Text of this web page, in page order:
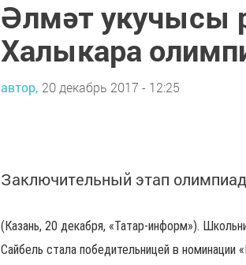
Әлмәт укучысы
Халыкара
автор, 20 декабрь 2017 - 12:25
Заключительный этап
(Казань, 20 декабря, «Татар-информ»).
Сайбель стала победительницей в номинации